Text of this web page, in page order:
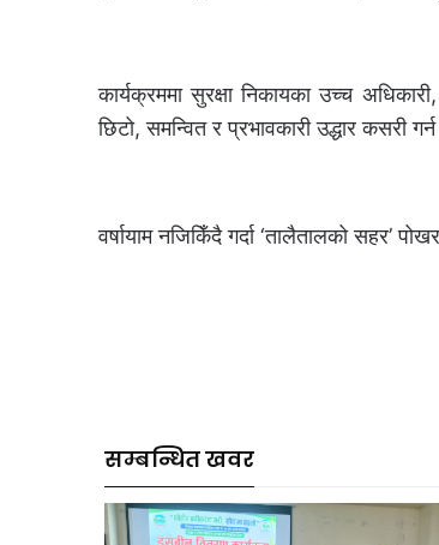
कार्यक्रममा सुरक्षा निकायका उच्च
छिटो, समन्वित र प्रभावकारी उद्धार कसरी
वर्षायाम नजिकिँदै गर्दा ‘तालैतालको सहर’
सम्बन्धित खवर